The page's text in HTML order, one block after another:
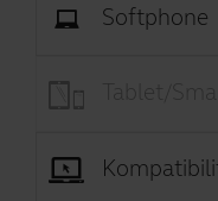
Softphone